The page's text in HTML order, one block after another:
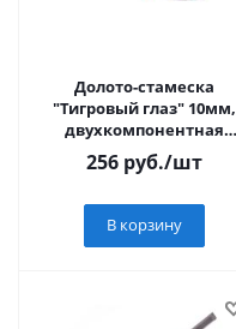
Долото-стамеска
"Тигровый глаз" 10мм,
двухкомпонентная
обрезин. ручка "MATRIX"
256 руб./шт
В корзину